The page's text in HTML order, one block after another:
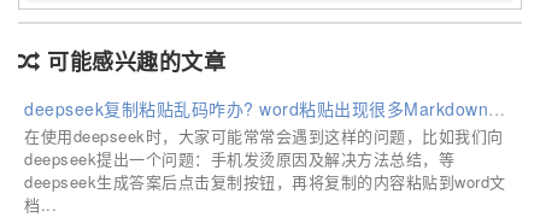
可能感兴趣的文章
deepseek复制粘贴乱码咋办? word粘贴出现很多Markdown格式标记符号解决办法
在使用deepseek时，大家可能常常会遇到这样的问题，比如我们向
deepseek提出一个问题：手机发烫原因及解决方法总结，等
deepseek生成答案后点击复制按钮，再将复制的内容粘贴到word文
档...